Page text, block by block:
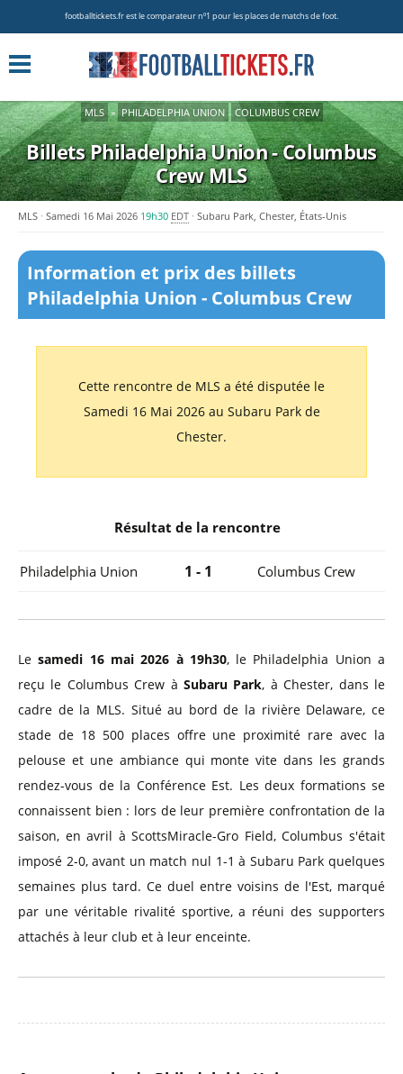
footballtickets.fr est le comparateur nº1 pour les places de matchs de foot.
MLS » PHILADELPHIA UNION COLUMBUS CREW
Billets Philadelphia Union - Columbus
CrewMLS
MLS Samedi 16 Mai 2026 19h30 EDT Subaru Park, Chester, États-Unis
Information et prix des billets
Philadelphia Union - Columbus Crew
Cette rencontre de MLS a été disputée le
Samedi 16 Mai 2026 au Subaru Park de
Chester.
Résultat de la rencontre
Philadelphia Union 1 - 1 Columbus Crew
Lesamedi 16 mai 2026 à 19h30, le Philadelphia Union a
reçu le Columbus Crew à Subaru Park, à Chester, dans le
cadre de la MLS. Situé au bord de la rivière Delaware, ce
stade de 18 500 places offre une proximité rare avec la
pelouse et une ambiance qui monte vite dans les grands
rendez-vous de la Conférence Est. Les deux formations se
connaissent bien : lors de leur première confrontation de la
saison, en avril à ScottsMiracle-Gro Field, Columbus s'était
imposé 2-0, avant un match nul 1-1 à Subaru Park quelques
semaines plus tard. Ce duel entre voisins de l'Est, marqué
par une véritable rivalité sportive, a réuni des supporters
attachés à leur club et à leur enceinte.